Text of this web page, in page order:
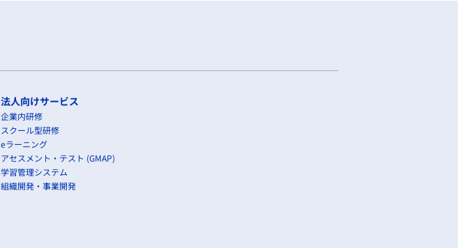
法人向けサービス
企業内研修
スクール型研修
eラーニング
アセスメント・テスト (GMAP)
学習管理システム
組織開発・事業開発